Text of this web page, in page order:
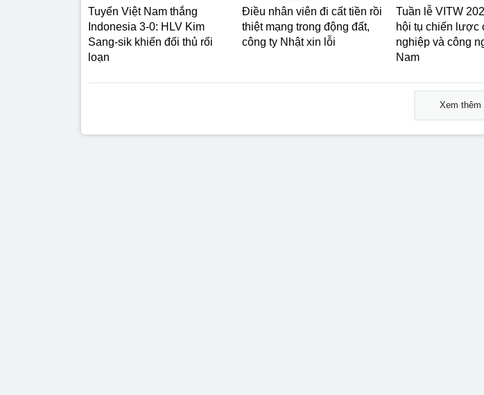
Tuyển Việt Nam thắng
Indonesia 3-0: HLV Kim
Sang-sik khiến đối thủ rối
loạn
Điều nhân viên đi cất tiền rồi
thiệt mạng trong động đất,
công ty Nhật xin lỗi
Tuần lễ VITW
hội tụ chiến lược
nghiệp và công
Nam
Xem thêm